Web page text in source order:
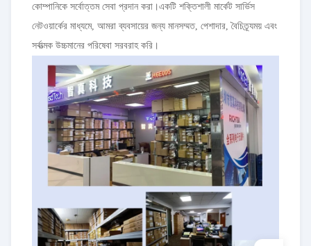
কোম্পানিকে সর্বোত্তম সেবা প্রদান করা।একটি শক্তিশালী মার্কেট সার্ভিস
নেটওয়ার্কের মাধ্যমে, আমরা ব্যবসায়ের জন্য মানসম্মত, পেশাদার, বৈচিত্র্যময় এবং
সর্বাত্মক উচ্চমানের পরিষেবা সরবরাহ করি।